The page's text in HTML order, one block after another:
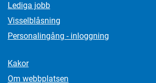
Lediga jobb
Visselblåsning
Personalingång - inloggning
Kakor
Om webbplatsen